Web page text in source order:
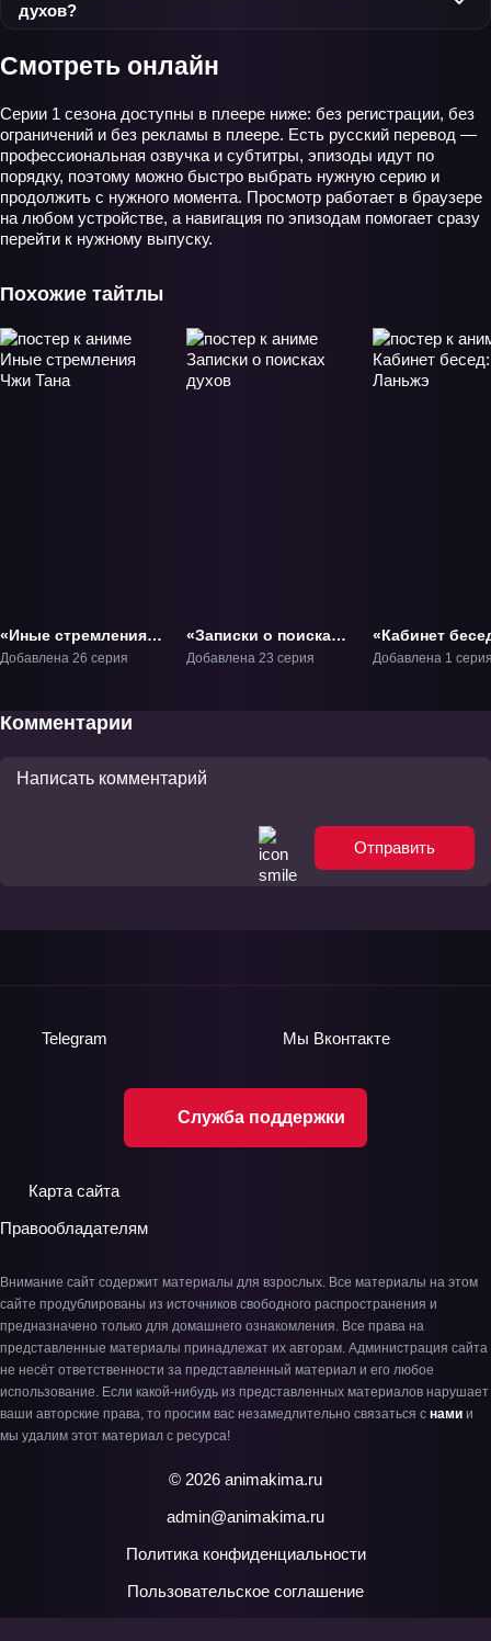
духов?
Смотреть онлайн
Серии 1 сезона доступны в плеере ниже: без регистрации, без
ограничений и без рекламы в плеере. Есть русский перевод —
профессиональная озвучка и субтитры, эпизоды идут по
порядку, поэтому можно быстро выбрать нужную серию и
продолжить с нужного момента. Просмотр работает в браузере
на любом устройстве, а навигация по эпизодам помогает сразу
перейти к нужному выпуску.
Похожие тайтлы
«Иные стремления
Чжи Тана» ТВ-1
Добавлена 26 серия
«Записки о поисках
духов» ТВ-1
Добавлена 23 серия
«Кабинет
Храм Ланьжэ»
Добавлена 1
Комментарии
Отправить
Служба поддержки
Telegram Мы Вконтакте
Карта сайта
Правообладателям
Внимание сайт содержит материалы для взрослых. Все материалы на этом
сайте продублированы из источников свободного распространения и
предназначено только для домашнего ознакомления. Все права на
представленные материалы принадлежат их авторам. Администрация сайта
не несёт ответственности за представленный материал и его любое
использование. Если какой-нибудь из представленных материалов нарушает
ваши авторские права, то просим вас незамедлительно связаться с нами и
мы удалим этот материал с ресурса!
© 2026 animakima.ru
admin@animakima.ru
Политика конфиденциальности
Пользовательское соглашение